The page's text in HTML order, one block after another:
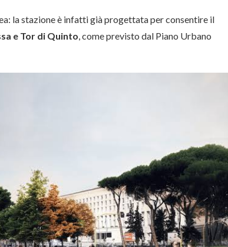
la stazione è infatti già progettata per consentire il
e Tor di Quinto, come previsto dal Piano Urbano